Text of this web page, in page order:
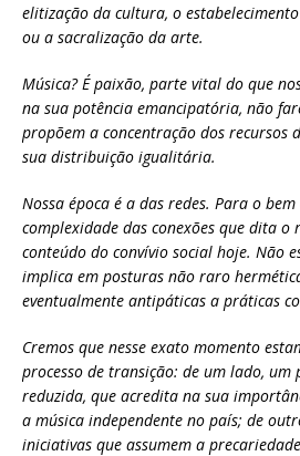
elitização da cultura, o
ou a sacralização da arte.
Música? É paixão, parte vital do que
na sua potência emancipatória, não
propõem a concentração dos recursos
sua distribuição igualitária.
Nossa época é a das redes. Para o
complexidade das conexões que dita
conteúdo do convívio social hoje. Não
implica em posturas não raro
eventualmente antipáticas a práticas
Cremos que nesse exato momento
processo de transição: de um lado, um
reduzida, que acredita na sua
a música independente no país; de
iniciativas que assumem a